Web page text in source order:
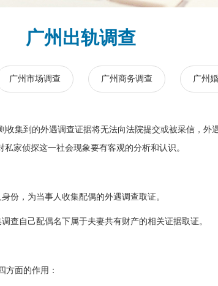
广州出轨调查
广州市场调查 广州商务调查 广州
集到的外遇调查证据将无法向法院提交或被采信，外
家侦探这一社会现象要有客观的分析和认识。
份，为当事人收集配偶的外遇调查取证。
自己配偶名下属于夫妻共有财产的相关证据取证。
面的作用：